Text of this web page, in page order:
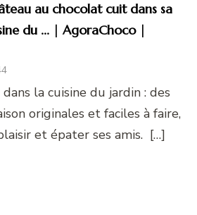
au chocolat cuit dans sa
du ... | AgoraChoco |
la cuisine du jardin : des
originales et faciles à faire,
et épater ses amis. […]